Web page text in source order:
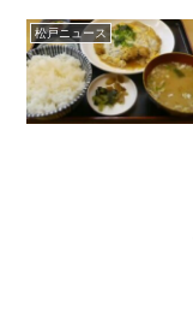
松戸ニュース